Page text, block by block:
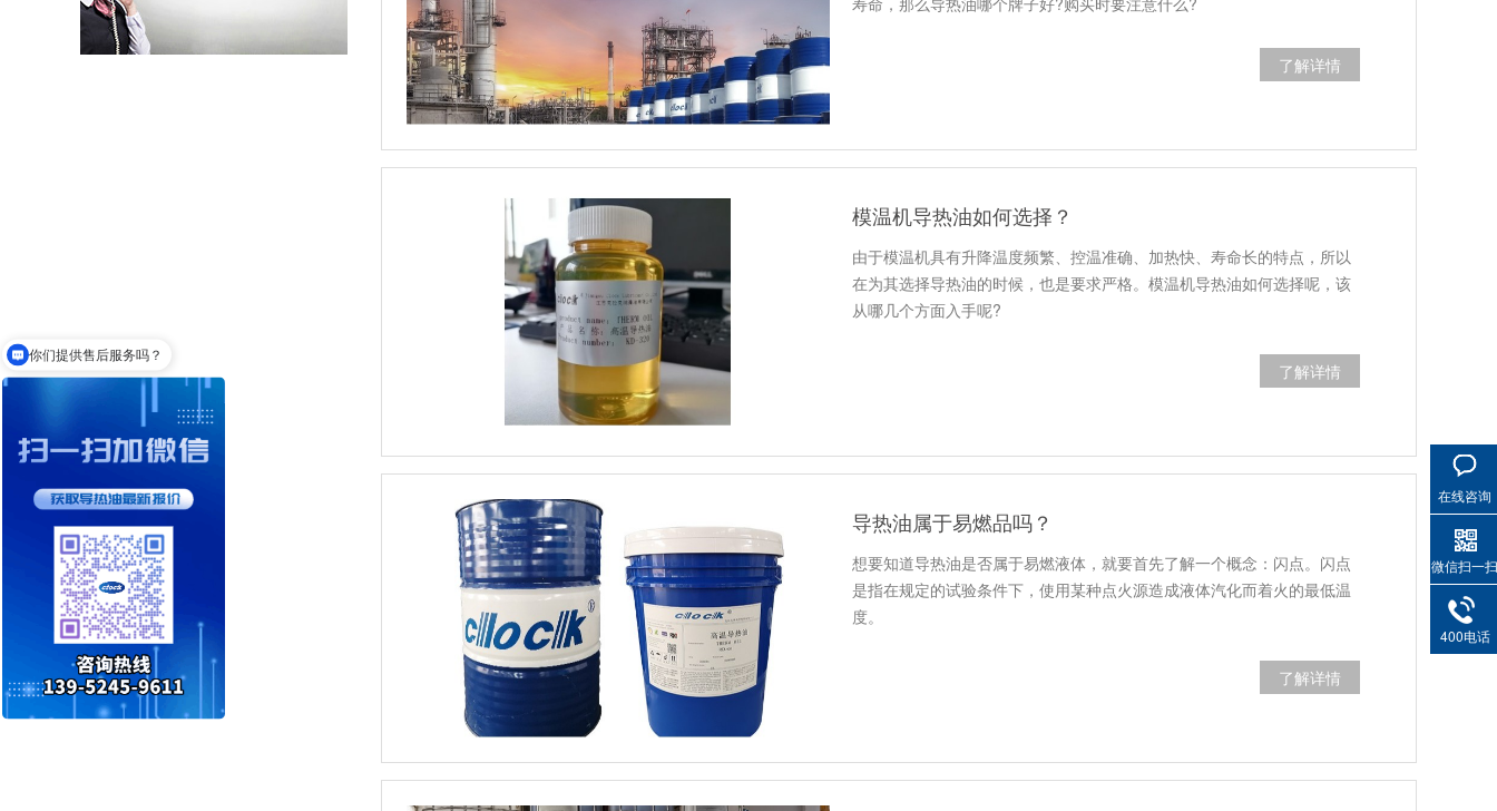
了解详情
模温机导热油如何选择？
由于模温机具有升降温度频繁、控温准确、加热快、寿命长的特点，所以
在为其选择导热油的时候，也是要求严格。模温机导热油如何选择呢，该
从哪几个方面入手呢?
了解详情
导热油属于易燃品吗？
想要知道导热油是否属于易燃液体，就要首先了解一个概念：闪点。闪点
是指在规定的试验条件下，使用某种点火源造成液体汽化而着火的最低温
度。
了解详情
高温导热油RD-400
无锌抗磨液压油
在线咨询
微信扫一扫
400电话
KD和WD有什么区别？